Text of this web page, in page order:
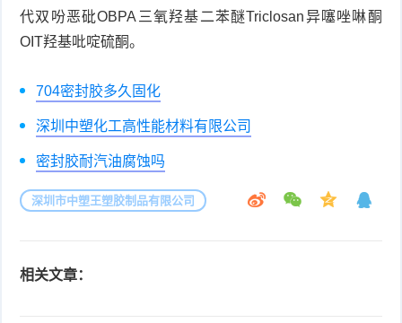
代双吩恶砒OBPA三氧羟基二苯醚Triclosan异噻唑啉酮
OIT羟基吡啶硫酮。
704密封胶多久固化
深圳中塑化工高性能材料有限公司
密封胶耐汽油腐蚀吗
深圳市中塑王塑胶制品有限公司
相关文章：